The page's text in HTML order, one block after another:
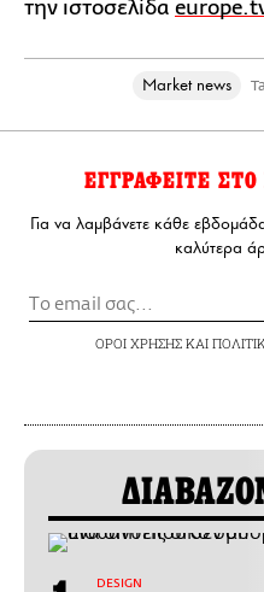
την ιστοσελίδα
Market news
ΕΓΓΡΑΦΕΙΤΕ ΣΤΟ
Για να λαμβάνετε κάθε
καλύτερα
ΟΡΟΙ ΧΡΗΣΗΣΚΑΙ
DESIGN